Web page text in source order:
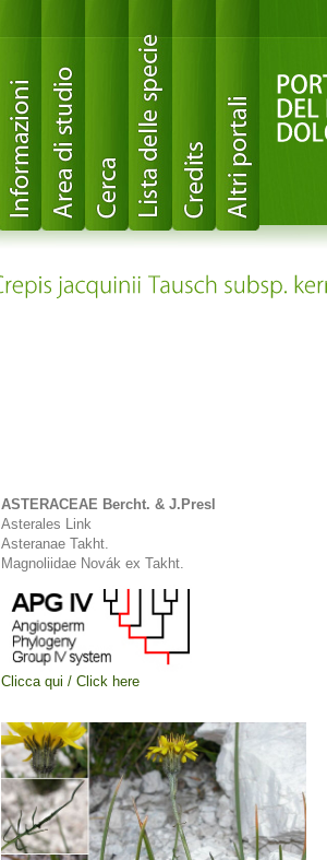
ASTERACEAE Bercht. & J.Presl
Asterales Link
Asteranae Takht.
Magnoliidae Novák ex Takht.
Clicca qui / Click here